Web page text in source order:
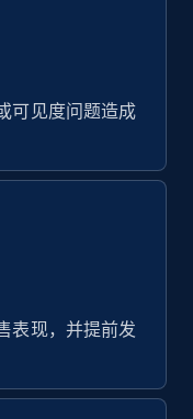
可见度问题造成
表现，并提前发